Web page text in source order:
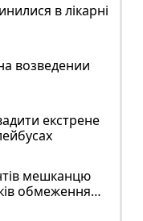
в лікарні
возведении
екстрене
мешканцю
обмеження